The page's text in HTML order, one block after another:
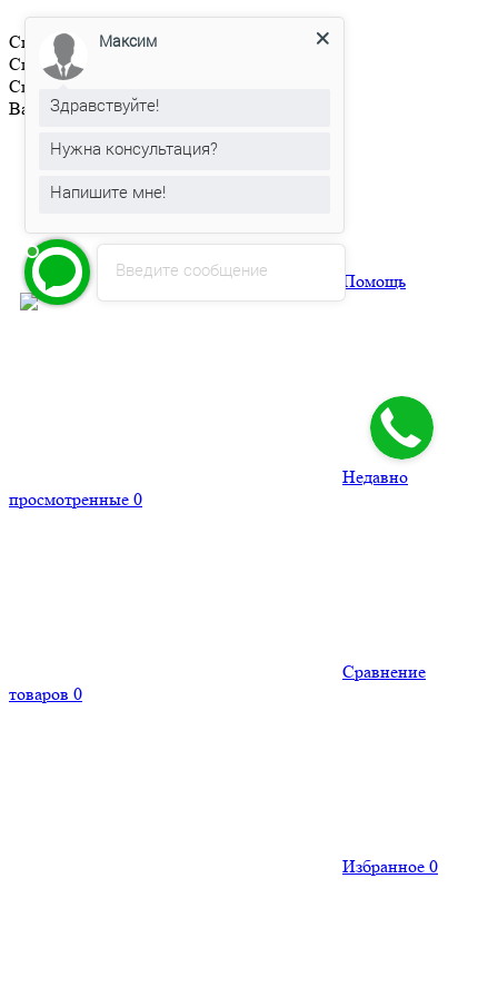
Список просмотренных товаров пуст
Список сравниваемых товаров пуст
Список избранного пуст
Ваша корзина пуста
Помощь
Недавно
просмотренные 0
Сравнение
товаров 0
Избранное 0
Введите сообщение
Максим
Здравствуйте!
Нужна консультация?
Напишите мне!